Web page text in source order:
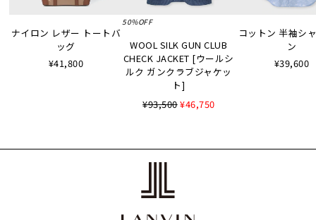
ナイロン レザー トートバ
ッグ
¥41,800
50%OFF
WOOL SILK GUN CLUB
CHECK JACKET [ウールシ
ルク ガンクラブジャケッ
ト]
¥93,500¥46,750
コットン 半袖シ
ン
¥39,600